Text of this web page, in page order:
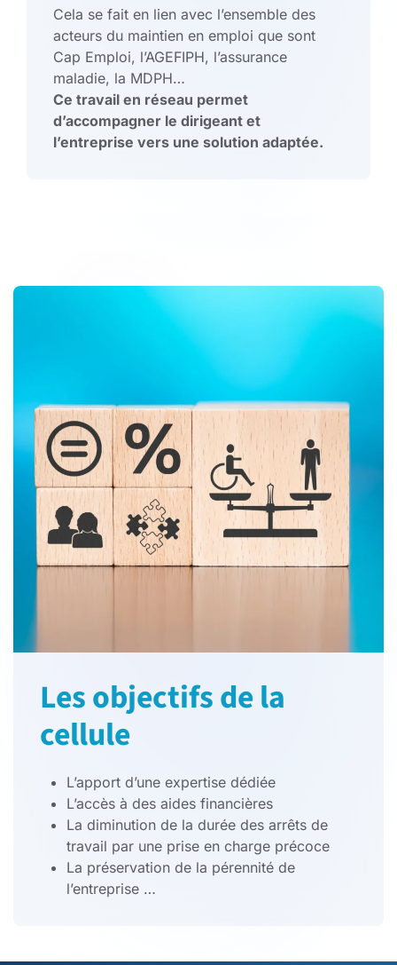
Cela se fait en lien avec l’ensemble des
acteurs du maintien en emploi que sont
Cap Emploi, l’AGEFIPH, l’assurance
maladie, la MDPH…
Ce travail en réseau permet
d’accompagner le dirigeant et
l’entreprise vers une solution adaptée.
Les objectifs de la
cellule
L’apport d’une expertise dédiée
L’accès à des aides financières
La diminution de la durée des arrêts de
travail par une prise en charge précoce
La préservation de la pérennité de
l’entreprise …